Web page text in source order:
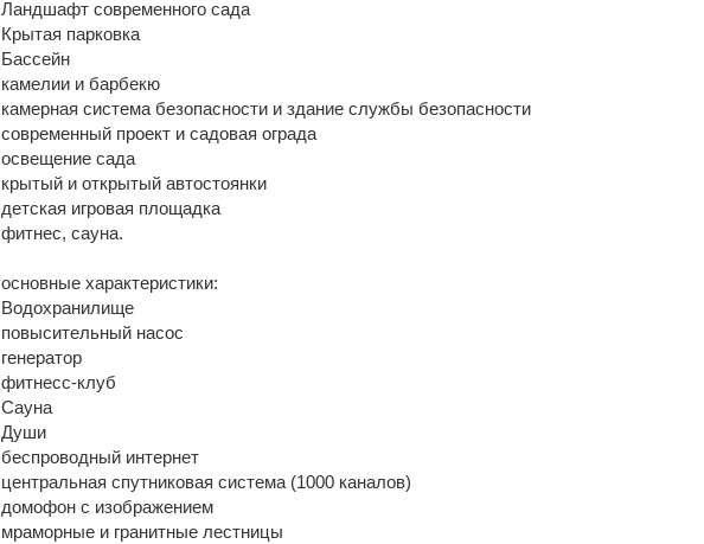
Ландшафт современного сада
Крытая парковка
Бассейн
камелии и барбекю
камерная система безопасности и здание службы безопасности
современный проект и садовая ограда
освещение сада
крытый и открытый автостоянки
детская игровая площадка
фитнес, сауна.
основные характеристики:
Водохранилище
повысительный насос
генератор
фитнесс-клуб
Cауна
Души
беспроводный интернет
центральная спутниковая система (1000 каналов)
домофон с изображением
мраморные и гранитные лестницы